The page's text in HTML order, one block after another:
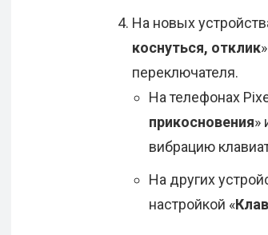
На новых
коснуться, отклик
переключателя.
На телефонах
прикосновения»
вибрацию
На других
настройкой «